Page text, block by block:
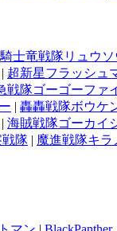
騎士竜戦隊リュウ
| 超新星フラッシュ
戦隊ゴーゴーファ
| 轟轟戦隊ボウケ
| 海賊戦隊ゴーカイ
隊 | 魔進戦隊キラ